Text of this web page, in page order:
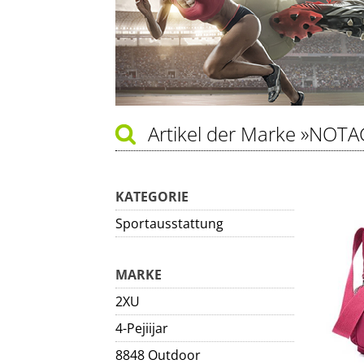
Artikel der Marke
KATEGORIE
Sportausstattung
MARKE
2XU
4-Pejiijar
8848 Outdoor